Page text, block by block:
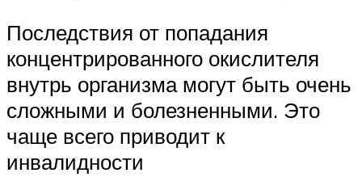
Последствия от попадания
концентрированного окислителя
внутрь организма могут быть очень
сложными и болезненными. Это
чаще всего приводит к
инвалидности